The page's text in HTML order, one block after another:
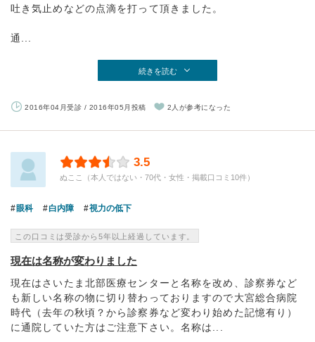
吐き気止めなどの点滴を打って頂きました。
通...
続きを読む
2016年04月受診 / 2016年05月投稿 2人が参考になった
3.5
ぬここ（本人ではない・70代・女性・掲載口コミ10件）
眼科 白内障 視力の低下
この口コミは受診から5年以上経過しています。
現在は名称が変わりました
現在はさいたま北部医療センターと名称を改め、診察券など
も新しい名称の物に切り替わっておりますので大宮総合病院
時代（去年の秋頃？から診察券など変わり始めた記憶有り）
に通院していた方はご注意下さい。名称は...